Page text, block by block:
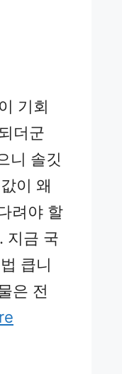
기회
더군
니 솔깃
이 왜
려야 할
지금 국
큽니
은 전